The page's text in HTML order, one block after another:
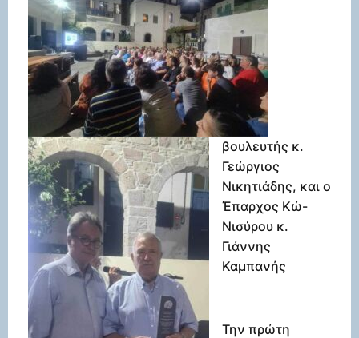
βουλευτής κ.
Γεώργιος
Νικητιάδης, και ο
Έπαρχος Κώ-
Νισύρου κ.
Γιάννης
Καμπανής
Την πρώτη